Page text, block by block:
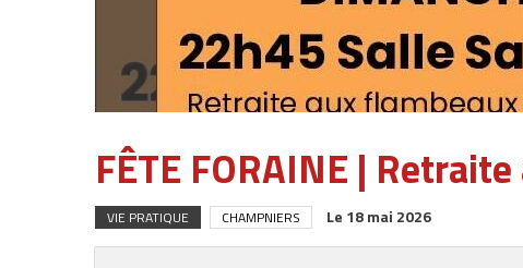
FÊTE FORAINE |
VIE PRATIQUE CHAMPNIERS Le 18 mai 2026